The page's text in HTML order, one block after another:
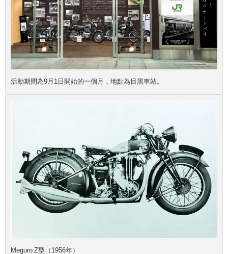
活動期間為9月1日開始的一個月，地點為目黑車站。
Meguro Z型（1956年）